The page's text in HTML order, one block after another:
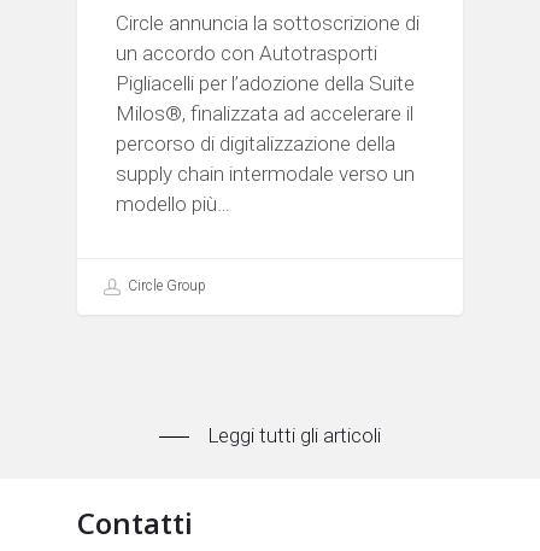
Circle annuncia la sottoscrizione di
un accordo con Autotrasporti
Pigliacelli per l’adozione della Suite
Milos®, finalizzata ad accelerare il
percorso di digitalizzazione della
supply chain intermodale verso un
modello più…
Circle Group
Leggi tutti gli articoli
Contatti